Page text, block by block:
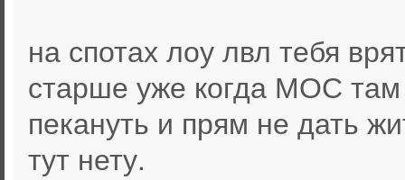
на спотах лоу лвл тебя
старше уже когда МОС
пекануть и прям не дать
тут нету.